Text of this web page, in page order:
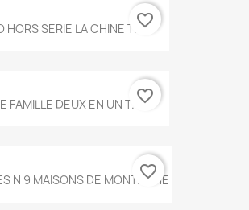
HORS SERIE LA CHINE T.497
favorite_border
FAMILLE DEUX EN UN T.675
favorite_border
N 9 MAISONS DE MONTAGNE
favorite_border